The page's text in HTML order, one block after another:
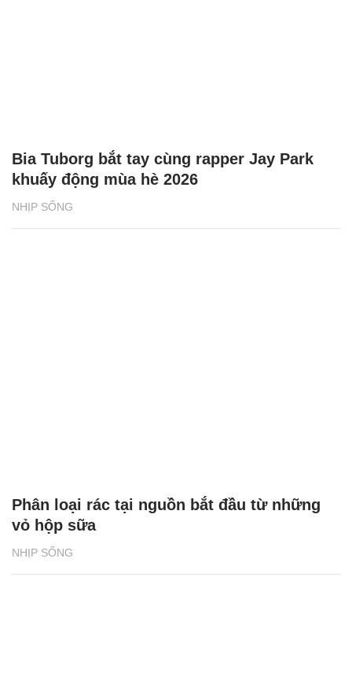
NHỊP SỐNG
Bia Tuborg bắt tay cùng rapper Jay Park
khuấy động mùa hè 2026
NHỊP SỐNG
Phân loại rác tại nguồn bắt đầu từ những
vỏ hộp sữa